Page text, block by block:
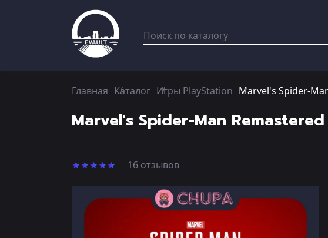
Главная Каталог Игры PlayStation Marvel's Spider-
Marvel's Spider-Man Remastered
16 отзывов